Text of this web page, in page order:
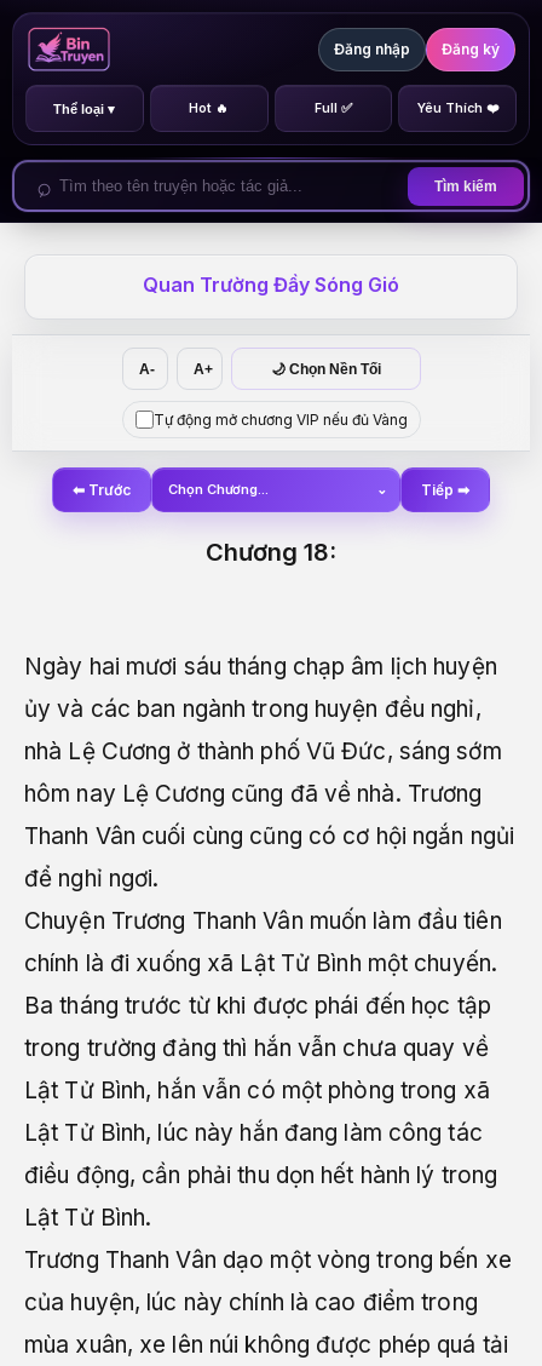
Đăng nhập Đăng ký
Thể loại ▾ Hot 🔥 Full ✅ Yêu Thích ❤️
Tìm kiếm
Quan Trường Đầy Sóng Gió
A- A+ 🌙 Chọn Nền Tối
Tự động mở chương VIP nếu đủ Vàng
⬅ Trước Chọn Chương... ⌄ Tiếp ➡
Chương 18:
Ngày hai mươi sáu tháng chạp âm lịch huyện
ủy và các ban ngành trong huyện đều nghỉ,
nhà Lệ Cương ở thành phố Vũ Đức, sáng sớm
hôm nay Lệ Cương cũng đã về nhà. Trương
Thanh Vân cuối cùng cũng có cơ hội ngắn ngủi
để nghỉ ngơi.
Chuyện Trương Thanh Vân muốn làm đầu tiên
chính là đi xuống xã Lật Tử Bình một chuyến.
Ba tháng trước từ khi được phái đến học tập
trong trường đảng thì hắn vẫn chưa quay về
Lật Tử Bình, hắn vẫn có một phòng trong xã
Lật Tử Bình, lúc này hắn đang làm công tác
điều động, cần phải thu dọn hết hành lý trong
Lật Tử Bình.
Trương Thanh Vân dạo một vòng trong bến xe
của huyện, lúc này chính là cao điểm trong
mùa xuân, xe lên núi không được phép quá tải